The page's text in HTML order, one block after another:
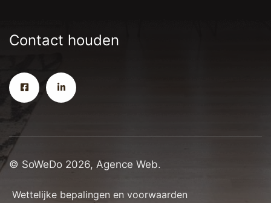
Contact houden
© SoWeDo 2026, Agence Web.
Wettelijke bepalingen en voorwaarden